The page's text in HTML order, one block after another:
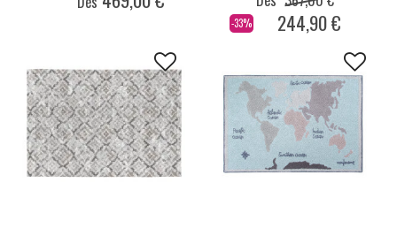
-33% 244,90 €